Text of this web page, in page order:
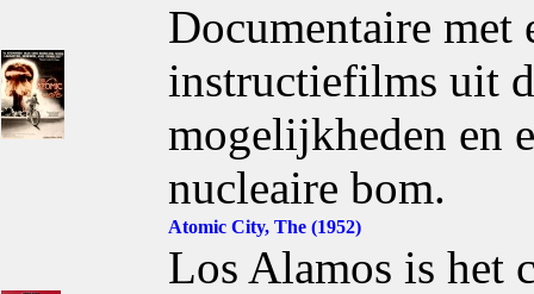
Documentaire met
instructiefilms uit
mogelijkheden en
nucleaire bom.
Atomic City, The (1952)
Los Alamos is het